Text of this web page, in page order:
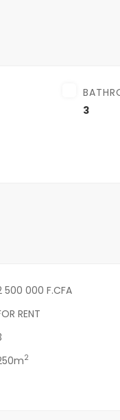
3
500 000 F.CFA
RENT
2